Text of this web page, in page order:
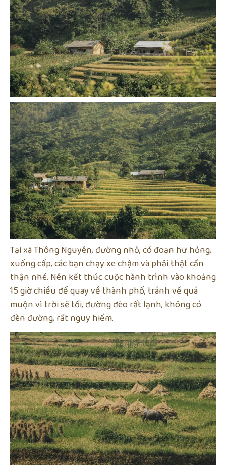
Tại xã Thông Nguyên, đường nhỏ, có đoạn hư hỏng,
xuống cấp, các bạn chạy xe chậm và phải thật cẩn
thận nhé. Nên kết thúc cuộc hành trình vào khoảng
15 giờ chiều để quay về thành phố, tránh về quá
muộn vì trời sẽ tối, đường đèo rất lạnh, không có
đèn đường, rất nguy hiểm.